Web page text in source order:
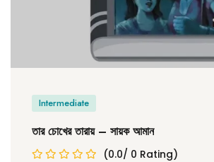
Intermediate
তার চোখের তারায় – সায়ক আমান
(0.0/ 0 Rating)